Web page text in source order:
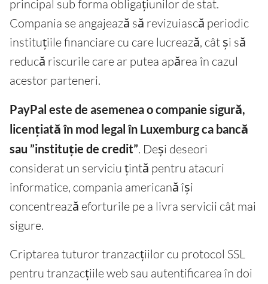
principal sub forma obligațiunilor de stat.
Compania se angajează să revizuiască periodic
instituțiile financiare cu care lucrează, cât și să
reducă riscurile care ar putea apărea în cazul
acestor parteneri.
PayPal este de asemenea o companie sigură,
licențiată în mod legal în Luxemburg ca bancă
sau ”instituție de credit”. Deși deseori
considerat un serviciu țintă pentru atacuri
informatice, compania americană își
concentrează eforturile pe a livra servicii cât mai
sigure.
Criptarea tuturor tranzacțiilor cu protocol SSL
pentru tranzacțiile web sau autentificarea în doi